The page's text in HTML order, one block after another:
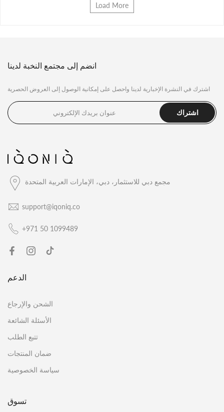
Load More
انضم إلى مجتمع النخبة لدينا
اشترك في النشرة الإخبارية لدينا واحصل على إمكانية الوصول إلى العروض الحصرية
اشتراك
مجمع دبي للاستثمار، دبي، الإمارات العربية المتحدة
support@iqoniq.co
+971 50 1099489
الدعم
الشحن والإرجاع
الأسئلة الشائعة
تتبع الطلب
ضمان المنتجات
سياسة الخصوصية
تسوق